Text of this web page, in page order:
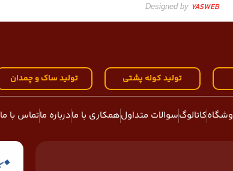
Designed by YASWEB
تولید کوله پشتی تولید ساک و چمدان
کاتالوگسوالات متداولهمکاری با مادرباره ماتماس با ما